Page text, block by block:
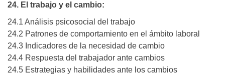
24. El trabajo y el cambio:
24.1 Análisis psicosocial del trabajo
24.2 Patrones de comportamiento en el ámbito laboral
24.3 Indicadores de la necesidad de cambio
24.4 Respuesta del trabajador ante cambios
24.5 Estrategias y habilidades ante los cambios